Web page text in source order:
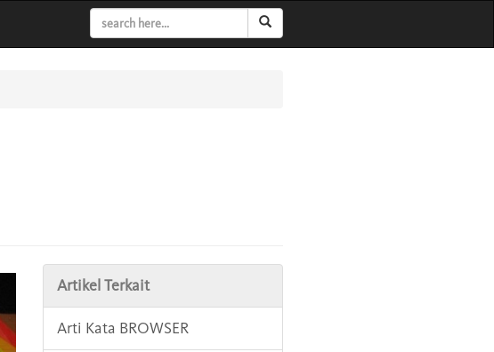
Artikel Terkait
Arti Kata BROWSER